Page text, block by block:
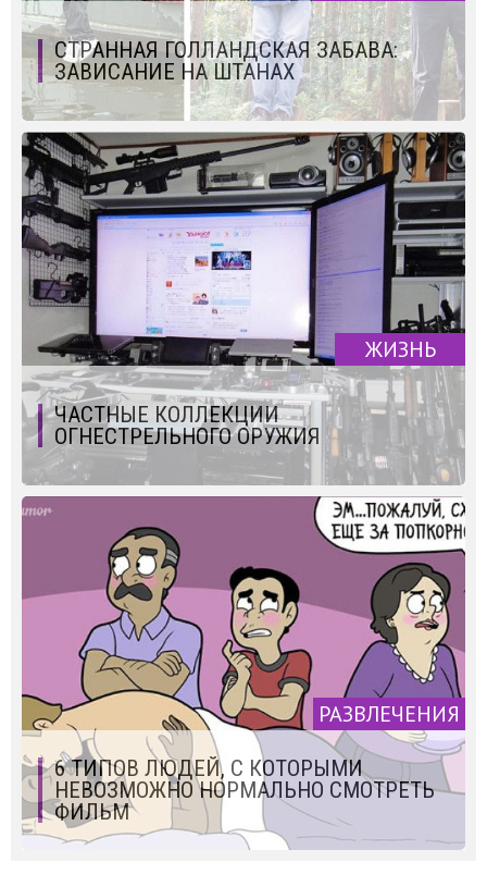
СТРАННАЯ ГОЛЛАНДСКАЯ ЗАБАВА:
ЗАВИСАНИЕ НА ШТАНАХ
ЖИЗНЬ
ЧАСТНЫЕ КОЛЛЕКЦИИ
ОГНЕСТРЕЛЬНОГО ОРУЖИЯ
РАЗВЛЕЧЕНИЯ
6 ТИПОВ ЛЮДЕЙ, С КОТОРЫМИ
НЕВОЗМОЖНО НОРМАЛЬНО СМОТРЕТЬ
ФИЛЬМ